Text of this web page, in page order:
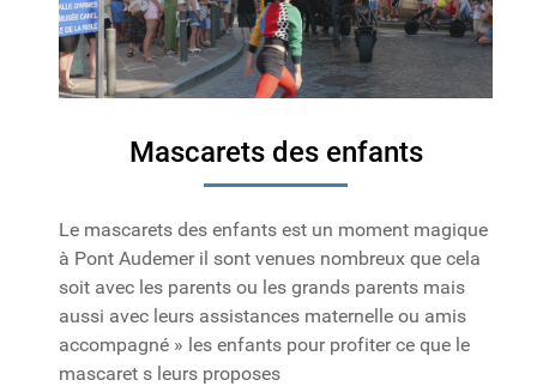
Mascarets des enfants
Le mascarets des enfants est un moment magique
à Pont Audemer il sont venues nombreux que cela
soit avec les parents ou les grands parents mais
aussi avec leurs assistances maternelle ou amis
accompagné » les enfants pour profiter ce que le
mascaret s leurs proposes